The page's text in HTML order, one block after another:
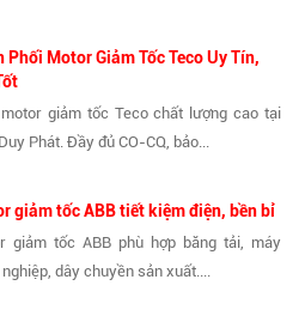
Phối Motor Giảm Tốc Teco Uy Tín,
giảm tốc Teco chất lượng cao tại
Phát. Đầy đủ CO-CQ, bảo...
giảm tốc ABB tiết kiệm điện, bền bỉ
giảm tốc ABB phù hợp băng tải, máy
dây chuyền sản xuất....